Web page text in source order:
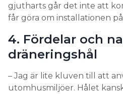
gjutharts går det inte att
får göra om installationen
4. Fördelar och
dräneringshål
– Jag är lite kluven till att
utomhusmiljöer. Hålet